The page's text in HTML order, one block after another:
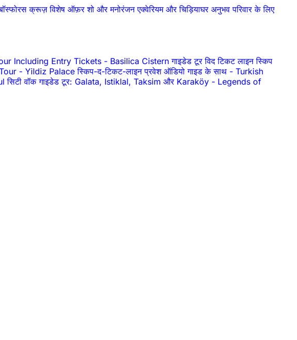
क्रूज़विशेष ऑफ़रशो और मनोरंजनएक्वेरियम और चिड़ियाघर अनुभवपरिवार के लिए
Including Entry Tickets - Basilica Cistern गाइडेड टूर विद टिकट लाइन स्किप
- Yildiz Palace स्किप-द-टिकट-लाइन प्रवेश ऑडियो गाइड के साथ - Turkish
सिटी वॉक गाइडेड टूर: Galata, Istiklal, Taksim और Karaköy - Legends of